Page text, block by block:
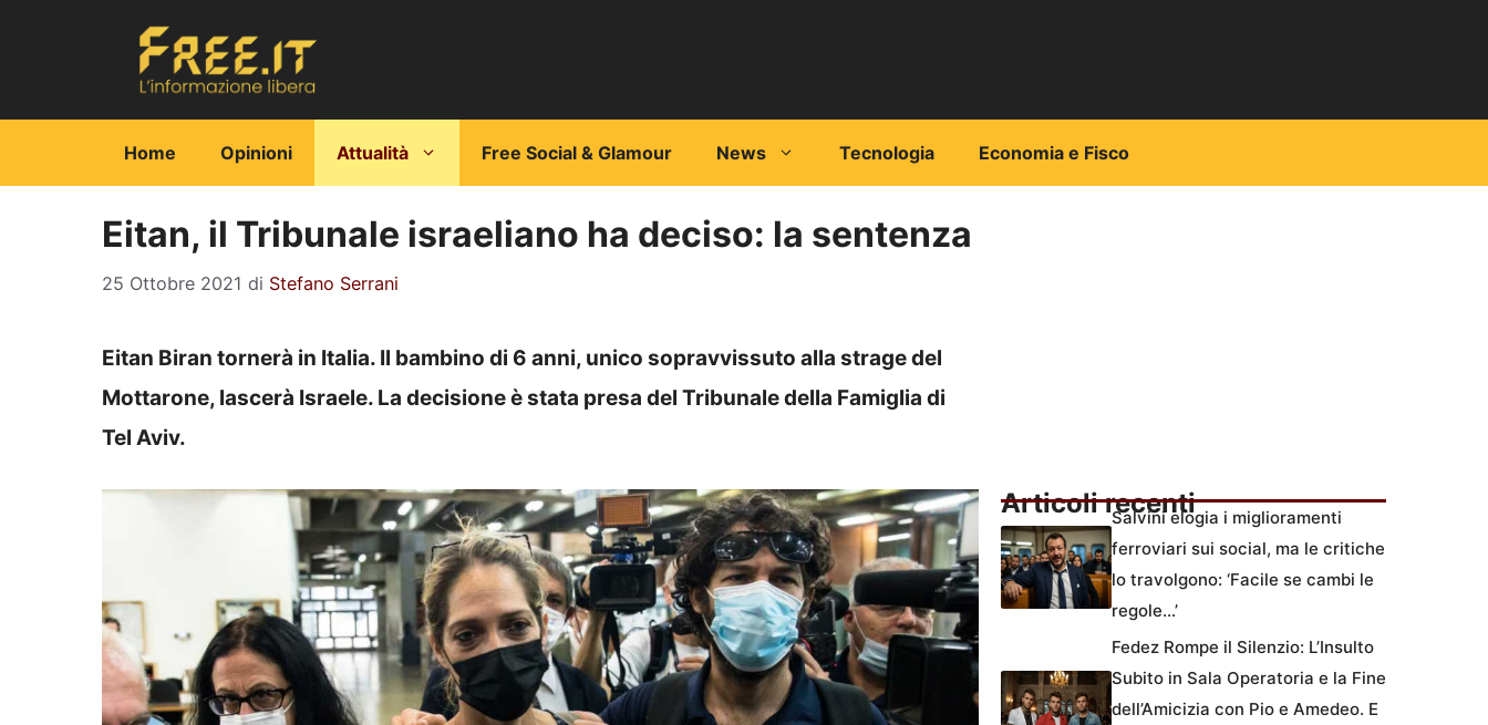
Home Opinioni Attualità Free Social & Glamour News Tecnologia Economia e Fisco
Eitan, il Tribunale israeliano ha deciso: la sentenza
25 Ottobre 2021 di Stefano Serrani
Eitan Biran tornerà in Italia. Il bambino di 6 anni, unico sopravvissuto alla strage del
Mottarone, lascerà Israele. La decisione è stata presa del Tribunale della Famiglia di
Tel Aviv.
Articoli recentiSalvini elogia i miglioramenti
ferroviari sui social, ma le critiche
lo travolgono: ‘Facile se cambi le
regole…’
Fedez Rompe il Silenzio: L’Insulto
Subito in Sala Operatoria e la Fine
dell’Amicizia con Pio e Amedeo. E